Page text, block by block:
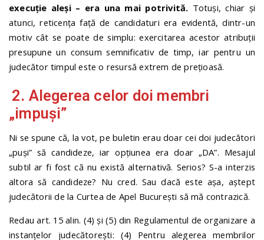
execuție aleși – era una mai potrivită. Totuși, chiar și
atunci, reticența față de candidaturi era evidentă, dintr-un
motiv cât se poate de simplu: exercitarea acestor atribuții
presupune un consum semnificativ de timp, iar pentru un
judecător timpul este o resursă extrem de prețioasă.
2. Alegerea celor doi membri
„impuși”
Ni se spune că, la vot, pe buletin erau doar cei doi judecători
„puși” să candideze, iar opțiunea era doar „DA”. Mesajul
subtil ar fi fost că nu există alternativă. Serios? S-a interzis
altora să candideze? Nu cred. Sau dacă este aşa, aştept
judecătorii de la Curtea de Apel Bucureşti să mă contrazică.
Redau art. 15 alin. (4) şi (5) din Regulamentul de organizare a
instanţelor judecătoreşti: (4) Pentru alegerea membrilor